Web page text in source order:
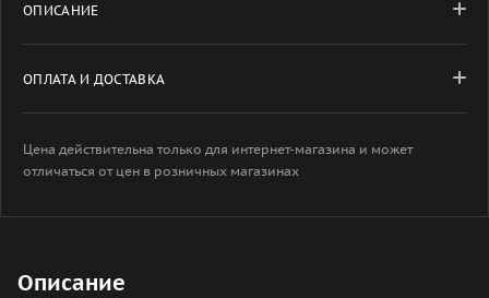
ОПИСАНИЕ
ОПЛАТА И ДОСТАВКА
Цена действительна только для интернет-магазина и может
отличаться от цен в розничных магазинах
Описание